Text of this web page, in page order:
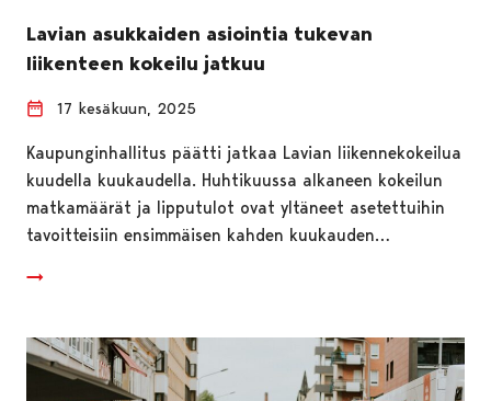
Lavian asukkaiden asiointia tukevan
liikenteen kokeilu jatkuu
17 kesäkuun, 2025
Kaupunginhallitus päätti jatkaa Lavian liikennekokeilua
kuudella kuukaudella. Huhtikuussa alkaneen kokeilun
matkamäärät ja lipputulot ovat yltäneet asetettuihin
tavoitteisiin ensimmäisen kahden kuukauden…